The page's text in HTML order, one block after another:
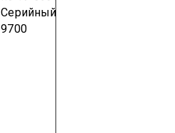
Серийный выпуск
9700